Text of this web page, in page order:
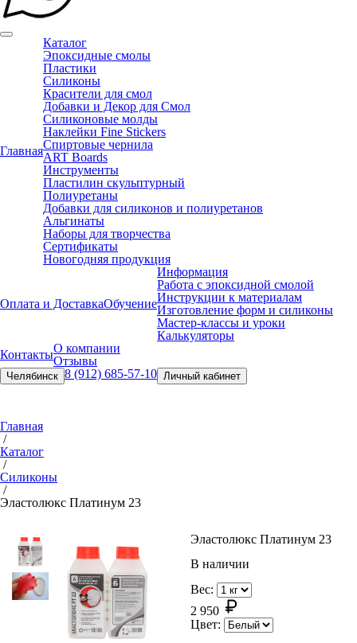
Главная
Каталог
Эпоксидные смолы
Пластики
Силиконы
Красители для смол
Добавки и Декор для Смол
Силиконовые молды
Наклейки Fine Stickers
Спиртовые чернила
ART Boards
Инструменты
Пластилин скульптурный
Полиуретаны
Добавки для силиконов и полиуретанов
Альгинаты
Наборы для творчества
Сертификаты
Новогодняя продукция
Оплата и ДоставкаОбучение
Информация
Работа с эпоксидной смолой
Инструкции к материалам
Изготовление форм и силиконы
Мастер-классы и уроки
Калькуляторы
КонтактыО компании
Отзывы
Челябинск 8 (912) 685-57-10 Личный кабинет
Главная
/
Каталог
/
Силиконы
/
Эластолюкс Платинум 23
Эластолюкс Платинум 23
В наличии
Вес:
2 950
Цвет: